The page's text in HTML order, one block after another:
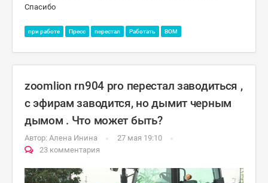
Спасибо
при работе Пресс перестал Работать ВОМ
zoomlion rn904 pro перестал заводиться ,
с эфирам заводится, но дымит черным
дымом . Что может быть?
Автор: Алена Инина
27 мая 19:10
23 комментария